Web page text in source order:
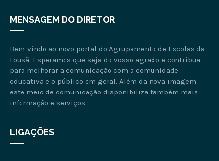
MENSAGEM DO DIRETOR
Bem-vindo ao novo portal do Agrupamento de Escolas da
Lousã. Esperamos que seja do vosso agrado e contribua
para melhorar a comunicação com a comunidade
educativa e o público em geral. Além da nova imagem,
este meio de comunicação disponibiliza também mais
informação e serviços.
LIGAÇÕES